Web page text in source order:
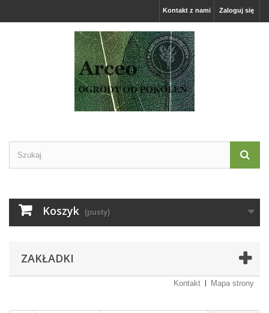
Zaloguj się
Kontakt z nami
Koszyk (pusty)
ZAKŁADKI
Kontakt Mapa strony